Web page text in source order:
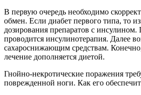
В первую очередь необходимо
обмен. Если диабет первого типа, то
дозирования препаратов с
проводится инсулинотерапия. Далее
сахароснижающим средствам.
лечение дополняется диетой.
Гнойно-некротические поражения
поврежденной ноги. Как его